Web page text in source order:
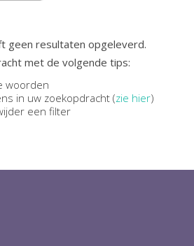
geen resultaten opgeleverd.
met de volgende tips:
woorden
in uw zoekopdracht (zie hier)
een filter